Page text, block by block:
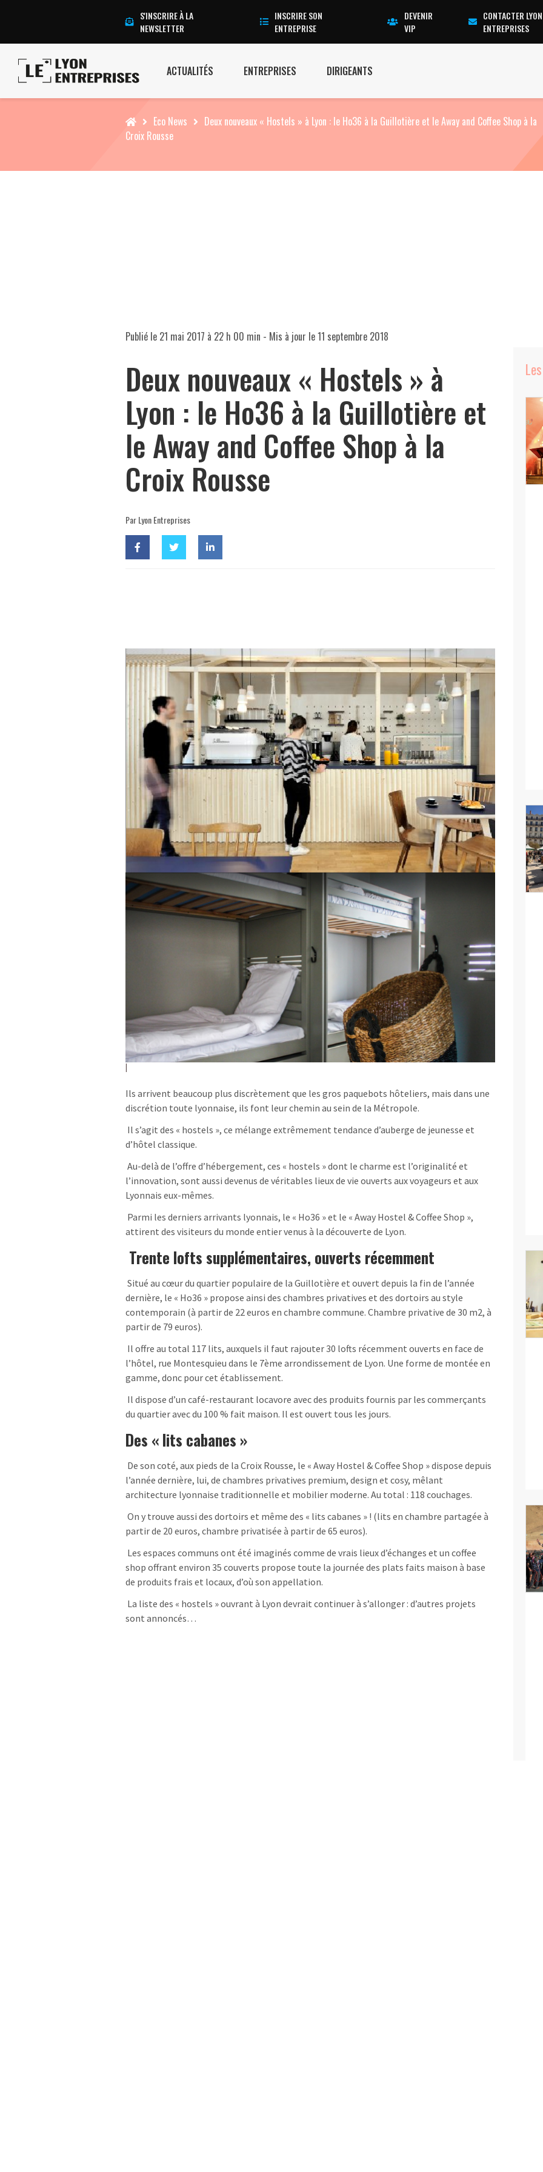
S'INSCRIRE À LA
NEWSLETTER
INSCRIRE SON
ENTREPRISE
DEVENIR
VIP
CONTACTER LYON
ENTREPRISES
ACTUALITÉS ENTREPRISES DIRIGEANTS
Accueil Eco News
Deux nouveaux « Hostels » à Lyon : le Ho36 à la Guillotière et le Away and Coffee Shop à la
Croix Rousse
Publié le 21 mai 2017 à 22 h 00 min - Mis à jour le11 septembre 2018
Deux nouveaux « Hostels » à
Lyon : le Ho36 à la Guillotière et
le Away and Coffee Shop à la
Croix Rousse
Par Lyon Entreprises
Ils arrivent beaucoup plus discrètement que les gros paquebots hôteliers, mais dans une
discrétion toute lyonnaise, ils font leur chemin au sein de la Métropole.
Il s’agit des « hostels », ce mélange extrêmement tendance d’auberge de jeunesse et
d’hôtel classique.
Au-delà de l’offre d’hébergement, ces « hostels » dont le charme est l’originalité et
l’innovation, sont aussi devenus de véritables lieux de vie ouverts aux voyageurs et aux
Lyonnais eux-mêmes.
Parmi les derniers arrivants lyonnais, le « Ho36 » et le « Away Hostel & Coffee Shop »,
attirent des visiteurs du monde entier venus à la découverte de Lyon.
Trente lofts supplémentaires, ouverts récemment
Situé au cœur du quartier populaire de la Guillotière et ouvert depuis la fin de l’année
dernière, le « Ho36 » propose ainsi des chambres privatives et des dortoirs au style
contemporain (à partir de 22 euros en chambre commune. Chambre privative de 30 m2, à
partir de 79 euros).
Il offre au total 117 lits, auxquels il faut rajouter 30 lofts récemment ouverts en face de
l’hôtel, rue Montesquieu dans le 7ème arrondissement de Lyon. Une forme de montée en
gamme, donc pour cet établissement.
Il dispose d’un café-restaurant locavore avec des produits fournis par les commerçants
du quartier avec du 100 % fait maison. Il est ouvert tous les jours.
Des « lits cabanes »
De son coté, aux pieds de la Croix Rousse, le « Away Hostel & Coffee Shop » dispose depuis
l’année dernière, lui, de chambres privatives premium, design et cosy, mêlant
architecture lyonnaise traditionnelle et mobilier moderne. Au total : 118 couchages.
On y trouve aussi des dortoirs et même des « lits cabanes » ! (lits en chambre partagée à
partir de 20 euros, chambre privatisée à partir de 65 euros).
Les espaces communs ont été imaginés comme de vrais lieux d’échanges et un coffee
shop offrant environ 35 couverts propose toute la journée des plats faits maison à base
de produits frais et locaux, d’où son appellation.
La liste des « hostels » ouvrant à Lyon devrait continuer à s’allonger : d’autres projets
sont annoncés…